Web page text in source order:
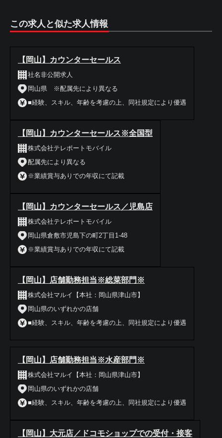
この求人と似た求人情報
【岡山】カウンターセールス
社名非公開求人
岡山県 ※配属先により異なる
■経験、スキル、年齢を考慮の上、同社規定により優遇
【岡山】カウンターセールス※全国型
株式会社テレポートモバイル
配属先により異なる
※業績賞与ありでの年収にて記載
【岡山】カウンターセールス／児島店
株式会社テレポートモバイル
岡山県倉敷市児島下の町2丁目1-48
※業績賞与ありでの年収にて記載
【岡山】店舗勤務担当※総菜部門※
株式会社マルイ【本社：岡山県津山市】
岡山県のいずれかの店舗
■経験、スキル、年齢を考慮の上、同社規定により優遇
【岡山】店舗勤務担当※水産部門※
株式会社マルイ【本社：岡山県津山市】
岡山県のいずれかの店舗
■経験、スキル、年齢を考慮の上、同社規定により優遇
【岡山】大元店／ドコモショップでの受付・接客